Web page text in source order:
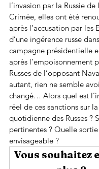
l’invasion par la Russie de
Crimée, elles ont été
après l’accusation par les
d’une ingérence russe
campagne présidentielle
après l’empoisonnement
Russes de l’opposant
autant, rien ne semble
changé… Alors quel est
réel de ces sanctions sur
quotidienne des Russes ?
pertinentes ? Quelle
envisageable ?
Vous souhaitez